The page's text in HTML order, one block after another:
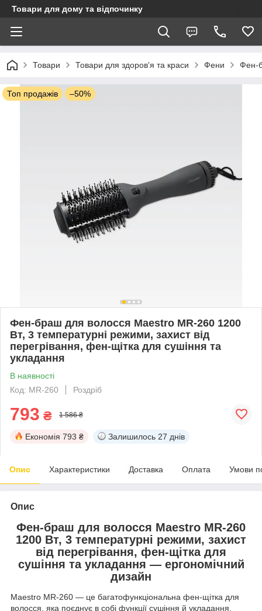
Товари для дому та відпочинку
Товари Товари для здоров'я та краси Фени Фен-
Топ продажів –50%
Фен-браш для волосся Maestro MR-260 1200
Вт, 3 температурні режими, захист від
перегрівання, фен-щітка для сушіння та
укладання
В наявності
Код: MR-260
Роздріб
793 ₴ 1 586 ₴
Економія 793 ₴ Залишилось 27 днів
Опис Характеристики Доставка Оплата Умови
Опис
Фен-браш для волосся Maestro MR-260
1200 Вт, 3 температурні режими, захист
від перегрівання, фен-щітка для
сушіння та укладання — ергономічний
дизайн
Maestro MR-260 — це багатофункціональна фен-щітка для
волосся, яка поєднує в собі функції сушіння й укладання.